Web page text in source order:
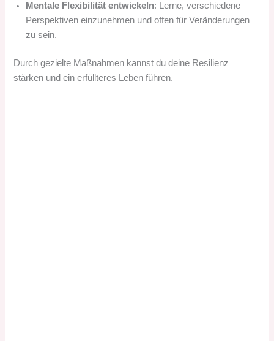
Mentale Flexibilität entwickeln: Lerne, verschiedene
Perspektiven einzunehmen und offen für Veränderungen
zu sein.
Durch gezielte Maßnahmen kannst du deine Resilienz
stärken und ein erfüllteres Leben führen.